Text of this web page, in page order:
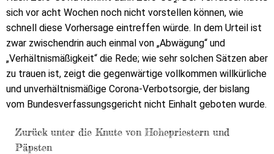
sich vor acht Wochen noch nicht vorstellen können, wie
schnell diese Vorhersage eintreffen würde. In dem Urteil ist
zwar zwischendrin auch einmal von „Abwägung“ und
„Verhältnismäßigkeit“ die Rede; wie sehr solchen Sätzen aber
zu trauen ist, zeigt die gegenwärtige vollkommen willkürliche
und unverhältnismäßige Corona-Verbotsorgie, der bislang
vom Bundesverfassungsgericht nicht Einhalt geboten wurde.
Zurück unter die Knute von Hohepriestern und
Päpsten